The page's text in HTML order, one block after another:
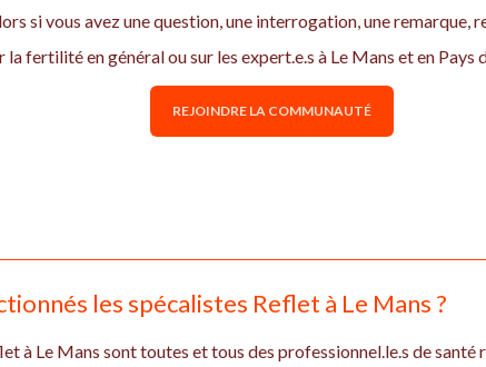
si vous avez une question, une interrogation, une remarque,
la fertilité en général ou sur les expert.e.s à Le Mans et en Pays
REJOINDRE LA COMMUNAUTÉ
les spécalistes Reflet à Le Mans ?
à Le Mans sont toutes et tous des professionnel.le.s de santé